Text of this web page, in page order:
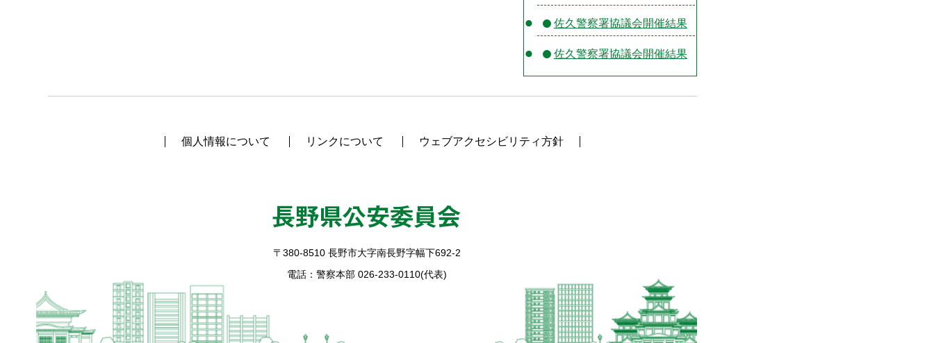
佐久警察署協議会開催結果
佐久警察署協議会開催結果
個人情報について リンクについて ウェブアクセシビリティ方針
〒380-8510長野市大字南長野字幅下692-2
電話：警察本部 026-233-0110(代表)